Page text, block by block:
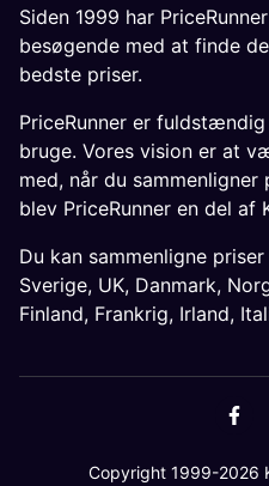
Siden 1999 har
besøgende med at finde
bedste priser.
PriceRunner er
bruge. Vores vision er at
med, når du
blev PriceRunner en del af
Du kan sammenligne
Sverige, UK, Danmark,
Finland, Frankrig, Irland,
Copyright 1999-2026